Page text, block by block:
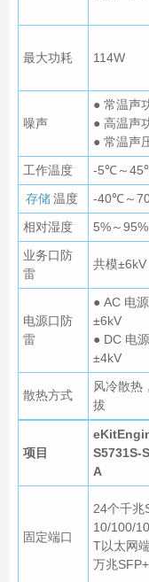
最大功耗 114W
噪声
● 常温声
● 高温声
● 常温声
工作温度
-5℃～
存储 温度 -40℃～
相对湿度
5%～95%
业务口防
雷
共模±6kV
电源口防
雷
● AC 电
±6kV
● DC 电
±4kV
散热方式
风冷散热
拔
项目
S5731S-
A
固定端口
24个千兆
10/100/
T以太网
万兆SFP+